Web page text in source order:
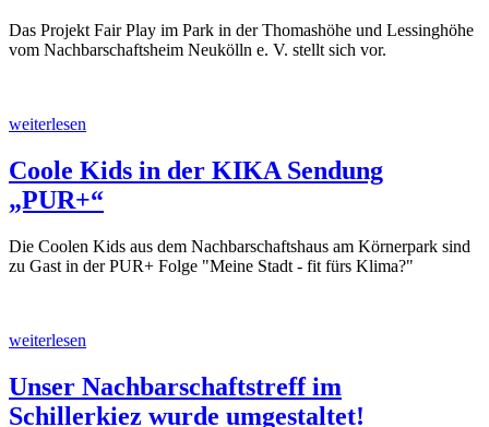
Das Projekt Fair Play im Park in der Thomashöhe und Lessinghöhe
vom Nachbarschaftsheim Neukölln e. V. stellt sich vor.
weiterlesen
Coole Kids in der KIKA Sendung
„PUR+“
Die Coolen Kids aus dem Nachbarschaftshaus am Körnerpark sind
zu Gast in der PUR+ Folge "Meine Stadt - fit fürs Klima?"
weiterlesen
Unser Nachbarschaftstreff im
Schillerkiez wurde umgestaltet!